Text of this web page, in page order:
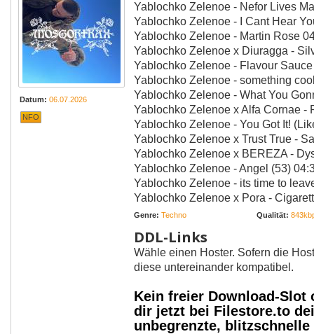
Datum: 06.07.2026
NFO
Yablochko Zelenoe - Nefor Lives
Yablochko Zelenoe - I Cant Hear
Yablochko Zelenoe - Martin Rose
Yablochko Zelenoe x Diuragga -
Yablochko Zelenoe - Flavour Sauce
Yablochko Zelenoe - something
Yablochko Zelenoe - What You
Yablochko Zelenoe x Alfa Cornae -
Yablochko Zelenoe - You Got It!
Yablochko Zelenoe x Trust True -
Yablochko Zelenoe x BEREZA -
Yablochko Zelenoe - Angel (53)
Yablochko Zelenoe - its time to
Yablochko Zelenoe x Pora -
Genre: Techno Qualität:
DDL-Links
Wähle einen Hoster. Sofern die
diese untereinander kompatibel.
Kein freier Download-Slot
dir jetzt bei Filestore.to
unbegrenzte,